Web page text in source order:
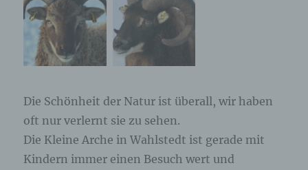
Die Schönheit der Natur ist überall, wir haben
oft nur verlernt sie zu sehen.
Die Kleine Arche in Wahlstedt ist gerade mit
Kindern immer einen Besuch wert und